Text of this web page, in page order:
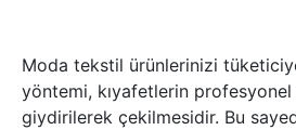
Moda tekstil ürünlerinizi
yöntemi, kıyafetlerin
giydirilerek çekilmesidir. Bu